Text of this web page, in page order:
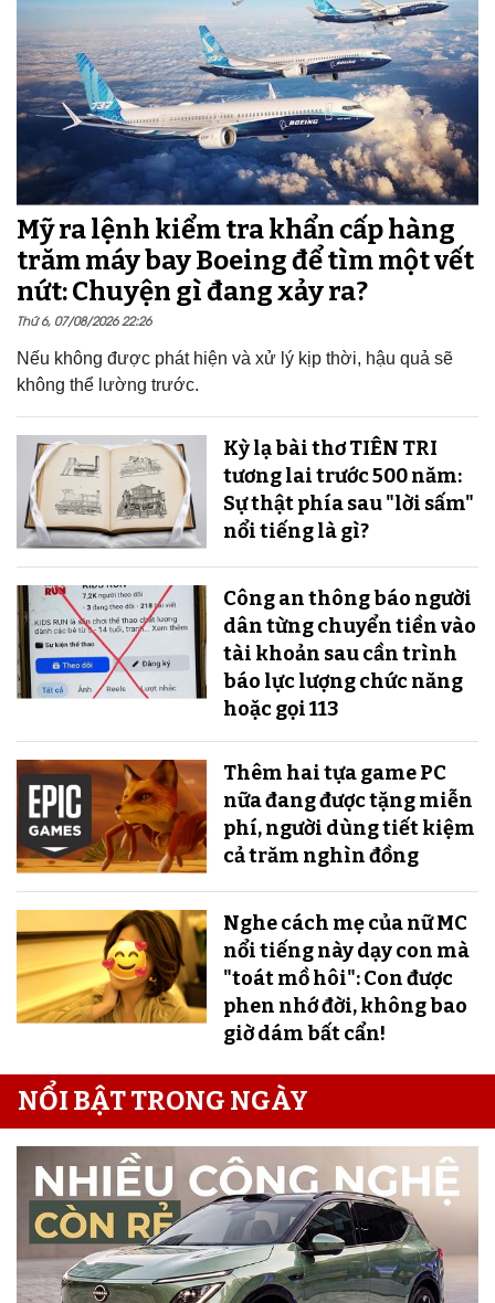
Mỹ ra lệnh kiểm tra khẩn cấp hàng
trăm máy bay Boeing để tìm một vết
nứt: Chuyện gì đang xảy ra?
Thứ 6, 07/08/2026 22:26
Nếu không được phát hiện và xử lý kịp thời, hậu quả sẽ
không thể lường trước.
Kỳ lạ bài thơ TIÊN TRI
tương lai trước 500 năm:
Sự thật phía sau "lời sấm"
nổi tiếng là gì?
Công an thông báo người
dân từng chuyển tiền vào
tài khoản sau cần trình
báo lực lượng chức năng
hoặc gọi 113
Thêm hai tựa game PC
nữa đang được tặng miễn
phí, người dùng tiết kiệm
cả trăm nghìn đồng
Nghe cách mẹ của nữ MC
nổi tiếng này dạy con mà
"toát mồ hôi": Con được
phen nhớ đời, không bao
giờ dám bất cẩn!
NỔI BẬT TRONG NGÀY